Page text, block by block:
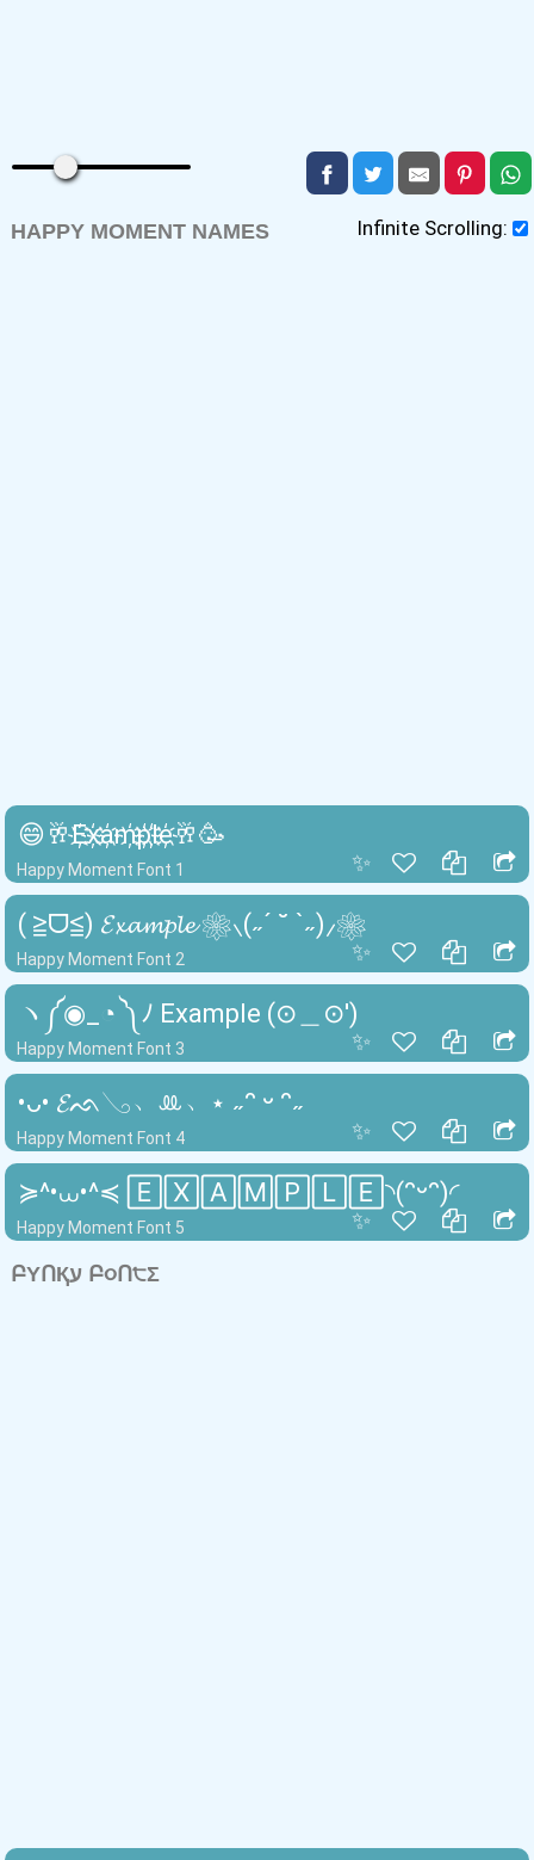
Infinite Scrolling:
HAPPY MOMENT NAMES
✨
Happy Moment Font 1
😄🥂E҉x҉a҉m҉p҉l҉e҉🥂🥳
✨
Happy Moment Font 2
( ≧ᗜ≦) 𝓔𝔁𝓪𝓶𝓹𝓵𝓮 ❀⸜(˶´ ˘ `˶)⸝❀
✨
Happy Moment Font 3
ヽ༼◉_◔ ༽ﾉ Example (⊙＿⊙')
✨
Happy Moment Font 4
•ᴗ• 𝓔ᨒ𓂅﹆ꔛ﹅⋆ ˶ᵔ ᵕ ᵔ˶
✨
Happy Moment Font 5
≽^•⩊•^≼ 🄴🅇🄰🄼🄿🄻🄴◝(ᵔᵕᵔ)◜
ԲΥՈҚע Բ૦Ո੮Σ